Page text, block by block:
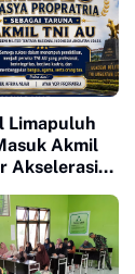
Limapuluh
Akmil
Akselerasi